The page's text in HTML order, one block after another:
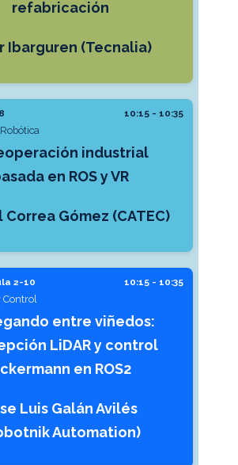
refabricación
Ibarguren (Tecnalia)
10:15 - 10:35
industrial
en ROS y VR
Correa Gómez (CATEC)
2-10 10:15 - 10:35
Control
entre viñedos:
LiDAR y control
en ROS2
Luis Galán Avilés
Automation)